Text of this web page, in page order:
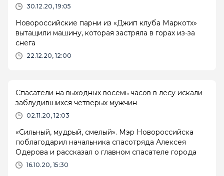
30.12.20, 19:05
Новороссийские парни из «Джип клуба Маркотх»
вытащили машину, которая застряла в горах из-за
снега
22.12.20, 12:00
Спасатели на выходных восемь часов в лесу искали
заблудившихся четверых мужчин
02.11.20, 12:03
«Сильный, мудрый, смелый». Мэр Новороссийска
поблагодарил начальника спасотряда Алексея
Одерова и рассказал о главном спасателе города
16.10.20, 15:30